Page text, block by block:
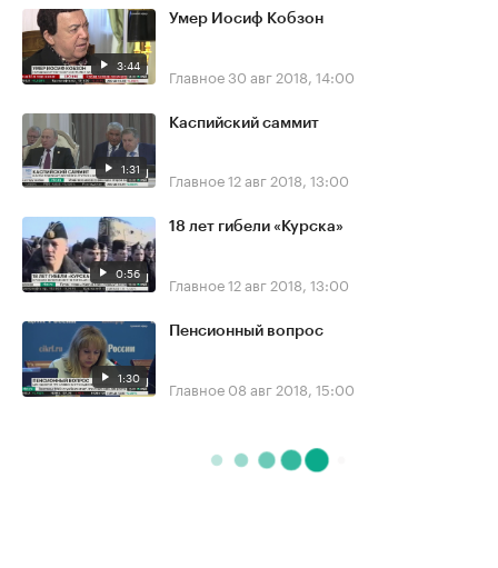
3:44
Умер Иосиф Кобзон
Главное30 авг 2018, 14:00
1:31
Каспийский саммит
Главное12 авг 2018, 13:00
0:56
18 лет гибели «Курска»
Главное12 авг 2018, 13:00
1:30
Пенсионный вопрос
Главное 08 авг 2018, 15:00